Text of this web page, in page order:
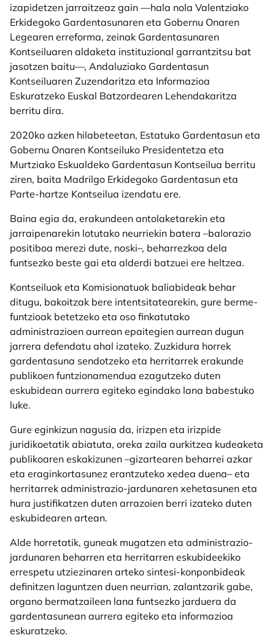
izapidetzen jarraitzeaz gain —hala nola Valentziako
Erkidegoko Gardentasunaren eta Gobernu Onaren
Legearen erreforma, zeinak Gardentasunaren
Kontseiluaren aldaketa instituzional garrantzitsu bat
jasotzen baitu—, Andaluziako Gardentasun
Kontseiluaren Zuzendaritza eta Informazioa
Eskuratzeko Euskal Batzordearen Lehendakaritza
berritu dira.
2020ko azken hilabeteetan, Estatuko Gardentasun eta
Gobernu Onaren Kontseiluko Presidentetza eta
Murtziako Eskualdeko Gardentasun Kontseilua berritu
ziren, baita Madrilgo Erkidegoko Gardentasun eta
Parte-hartze Kontseilua izendatu ere.
Baina egia da, erakundeen antolaketarekin eta
jarraipenarekin lotutako neurriekin batera –balorazio
positiboa merezi dute, noski–, beharrezkoa dela
funtsezko beste gai eta alderdi batzuei ere heltzea.
Kontseiluok eta Komisionatuok baliabideak behar
ditugu, bakoitzak bere intentsitatearekin, gure berme-
funtzioak betetzeko eta oso finkatutako
administrazioen aurrean epaitegien aurrean dugun
jarrera defendatu ahal izateko. Zuzkidura horrek
gardentasuna sendotzeko eta herritarrek erakunde
publikoen funtzionamendua ezagutzeko duten
eskubidean aurrera egiteko egindako lana babestuko
luke.
Gure eginkizun nagusia da, irizpen eta irizpide
juridikoetatik abiatuta, oreka zaila aurkitzea kudeaketa
publikoaren eskakizunen –gizartearen beharrei azkar
eta eraginkortasunez erantzuteko xedea duena– eta
herritarrek administrazio-jardunaren xehetasunen eta
hura justifikatzen duten arrazoien berri izateko duten
eskubidearen artean.
Alde horretatik, guneak mugatzen eta administrazio-
jardunaren beharren eta herritarren eskubideekiko
errespetu utziezinaren arteko sintesi-konponbideak
definitzen laguntzen duen neurrian, zalantzarik gabe,
organo bermatzaileen lana funtsezko jarduera da
gardentasunean aurrera egiteko eta informazioa
eskuratzeko.